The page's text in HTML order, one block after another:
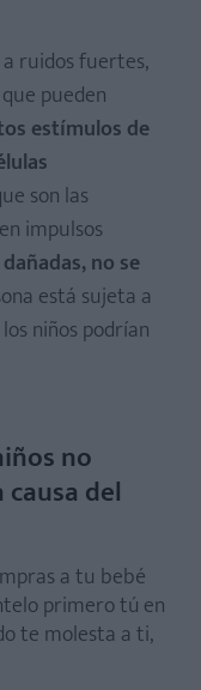
ruidos fuertes,
que pueden
estímulos de
son las
impulsos
no se
está sujeta a
niños podrían
no
del
a tu bebé
primero tú en
te molesta a ti,